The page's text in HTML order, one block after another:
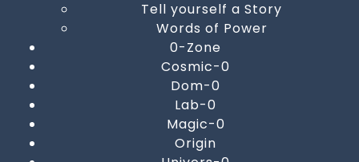
Tell yourself a Story
Words of Power
0-Zone
Cosmic-0
Dom-0
Lab-0
Magic-0
Origin